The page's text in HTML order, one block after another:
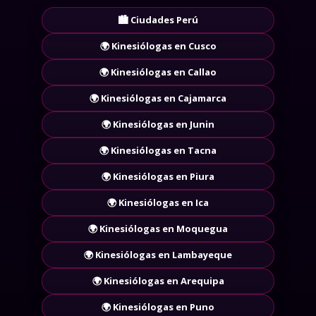
Explora por ubicación
🏙️ Ciudades Perú
🌍 Kinesiólogas en Cusco
🌍 Kinesiólogas en Callao
🌍 Kinesiólogas en Cajamarca
🌍 Kinesiólogas en Junin
🌍 Kinesiólogas en Tacna
🌍 Kinesiólogas en Piura
🌍 Kinesiólogas en Ica
🌍 Kinesiólogas en Moquegua
🌍 Kinesiólogas en Lambayeque
🌍 Kinesiólogas en Arequipa